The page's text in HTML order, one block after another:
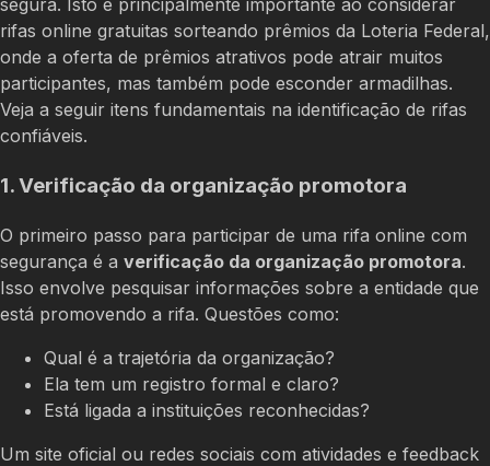
segura. Isto é principalmente importante ao considerar
rifas online gratuitas sorteando prêmios da Loteria Federal,
onde a oferta de prêmios atrativos pode atrair muitos
participantes, mas também pode esconder armadilhas.
Veja a seguir itens fundamentais na identificação de rifas
confiáveis.
1. Verificação da organização promotora
O primeiro passo para participar de uma rifa online com
segurança é a verificação da organização promotora.
Isso envolve pesquisar informações sobre a entidade que
está promovendo a rifa. Questões como:
Qual é a trajetória da organização?
Ela tem um registro formal e claro?
Está ligada a instituições reconhecidas?
Um site oficial ou redes sociais com atividades e feedback